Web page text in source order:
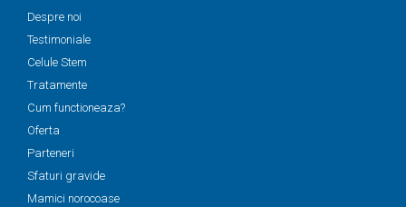
Despre noi
Testimoniale
Celule Stem
Tratamente
Cum functioneaza?
Oferta
Parteneri
Sfaturi gravide
Mamici norocoase